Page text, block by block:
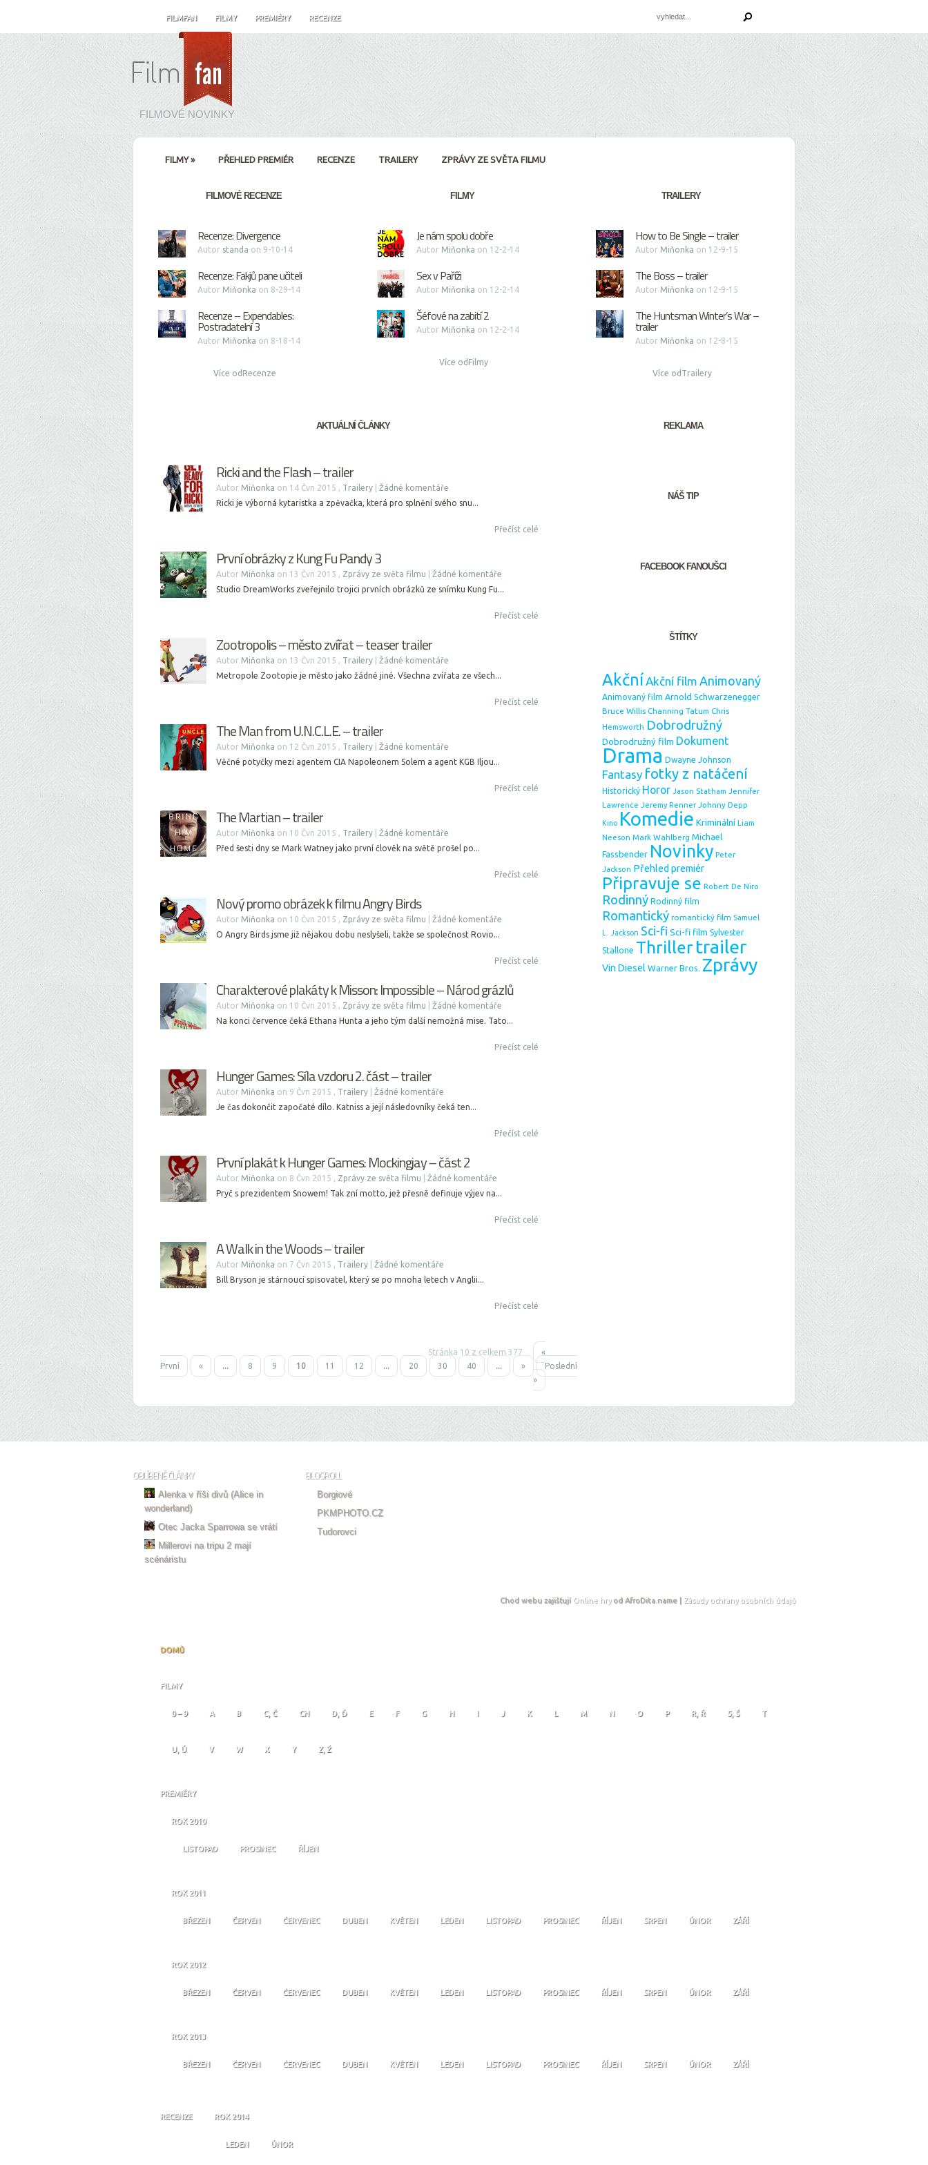
FILMFAN FILMY PREMIÉRY RECENZE
FILMOVÉ NOVINKY
FILMY» PŘEHLED PREMIÉR RECENZE TRAILERY ZPRÁVY ZE SVĚTA FILMU
FILMOVÉ RECENZE
Recenze: Divergence
Autor standa on 9-10-14
Recenze: Fakjů pane učiteli
Autor Miňonka on 8-29-14
Recenze – Expendables:
Postradatelní 3
Autor Miňonka on 8-18-14
Více odRecenze
FILMY
Je nám spolu dobře
Autor Miňonka on 12-2-14
Sex v Paříži
Autor Miňonka on 12-2-14
Šéfové na zabití 2
Autor Miňonka on 12-2-14
Více odFilmy
TRAILERY
How to Be Single – trailer
Autor Miňonka on 12-9-15
The Boss – trailer
Autor Miňonka on 12-9-15
The Huntsman Winter’s War –
trailer
Autor Miňonka on 12-8-15
Více odTrailery
AKTUÁLNÍ ČLÁNKY
Ricki and the Flash – trailer
Autor Miňonka on 14 Čvn 2015 , Trailery
Žádné komentáře
Ricki je výborná kytaristka a zpěvačka, která pro splnění svého snu...
Přečíst celé
První obrázky z Kung Fu Pandy 3
Autor Miňonka on 13 Čvn 2015 , Zprávy ze světa filmu
Žádné komentáře
Studio DreamWorks zveřejnilo trojici prvních obrázků ze snímku Kung Fu...
Přečíst celé
Zootropolis – město zvířat – teaser trailer
Autor Miňonka on 13 Čvn 2015 , Trailery
Žádné komentáře
Metropole Zootopie je město jako žádné jiné. Všechna zvířata ze všech...
Přečíst celé
The Man from U.N.C.L.E. – trailer
Autor Miňonka on 12 Čvn 2015 , Trailery
Žádné komentáře
Věčné potyčky mezi agentem CIA Napoleonem Solem a agent KGB Iljou...
Přečíst celé
The Martian – trailer
Autor Miňonka on 10 Čvn 2015 , Trailery
Žádné komentáře
Před šesti dny se Mark Watney jako první člověk na světě prošel po...
Přečíst celé
Nový promo obrázek k filmu Angry Birds
Autor Miňonka on 10 Čvn 2015 , Zprávy ze světa filmu
Žádné komentáře
O Angry Birds jsme již nějakou dobu neslyšeli, takže se společnost Rovio...
Přečíst celé
Charakterové plakáty k Misson: Impossible – Národ grázlů
Autor Miňonka on 10 Čvn 2015 , Zprávy ze světa filmu
Žádné komentáře
Na konci července čeká Ethana Hunta a jeho tým další nemožná mise. Tato...
Přečíst celé
Hunger Games: Síla vzdoru 2. část – trailer
Autor Miňonka on 9 Čvn 2015 , Trailery
Žádné komentáře
Je čas dokončit započaté dílo. Katniss a její následovníky čeká ten...
Přečíst celé
První plakát k Hunger Games: Mockingjay – část 2
Autor Miňonka on 8 Čvn 2015 , Zprávy ze světa filmu
Žádné komentáře
Pryč s prezidentem Snowem! Tak zní motto, jež přesně definuje výjev na...
Přečíst celé
A Walk in the Woods – trailer
Autor Miňonka on 7 Čvn 2015 , Trailery
Žádné komentáře
Bill Bryson je stárnoucí spisovatel, který se po mnoha letech v Anglii...
Přečíst celé
Stránka 10 z celkem 377
«
První
« ... 8 9 10 11 12 ... 20 30 40 ... »
Poslední
»
REKLAMA
NÁŠ TIP
FACEBOOK FANOUŠCI
ŠTÍTKY
AkčníAkční film Animovaný
Animovaný film Arnold Schwarzenegger
Bruce Willis Channing Tatum Chris
Hemsworth Dobrodružný
Dobrodružný film Dokument
Drama Dwayne Johnson
Fantasy fotky z natáčení
Historický Horor Jason Statham Jennifer
Lawrence Jeremy Renner Johnny Depp
Kino Komedie Kriminální Liam
Neeson Mark Wahlberg Michael
Fassbender Novinky Peter
Jackson Přehled premiér
Připravuje se Robert De Niro
Rodinný Rodinný film
Romantický romantický film Samuel
L. Jackson Sci-fi Sci-fi film Sylvester
Stallone Thrillertrailer
Vin Diesel Warner Bros. Zprávy
OBLÍBENÉ ČLÁNKY
Alenka v říši divů (Alice in
wonderland)
Otec Jacka Sparrowa se vrátí
Millerovi na tripu 2 mají
scénáristu
BLOGROLL
Borgiové
PKMPHOTO.CZ
Tudorovci
Chod webu zajišťují Online hryod AfroDita.name | Zásady ochrany osobních údajů
DOMŮ
FILMY
0 – 9 A B C, Č CH D, Ď E F G H I J K L M N O P R, Ř S, Š T
U, Ú V W X Y Z, Ž
PREMIÉRY
ROK 2010
LISTOPAD PROSINEC ŘÍJEN
ROK 2011
BŘEZEN ČERVEN ČERVENEC DUBEN KVĚTEN LEDEN LISTOPAD PROSINEC ŘÍJEN SRPEN ÚNOR ZÁŘÍ
ROK 2012
BŘEZEN ČERVEN ČERVENEC DUBEN KVĚTEN LEDEN LISTOPAD PROSINEC ŘÍJEN SRPEN ÚNOR ZÁŘÍ
ROK 2013
BŘEZEN ČERVEN ČERVENEC DUBEN KVĚTEN LEDEN LISTOPAD PROSINEC ŘÍJEN SRPEN ÚNOR ZÁŘÍ
RECENZE ROK 2014
LEDEN ÚNOR